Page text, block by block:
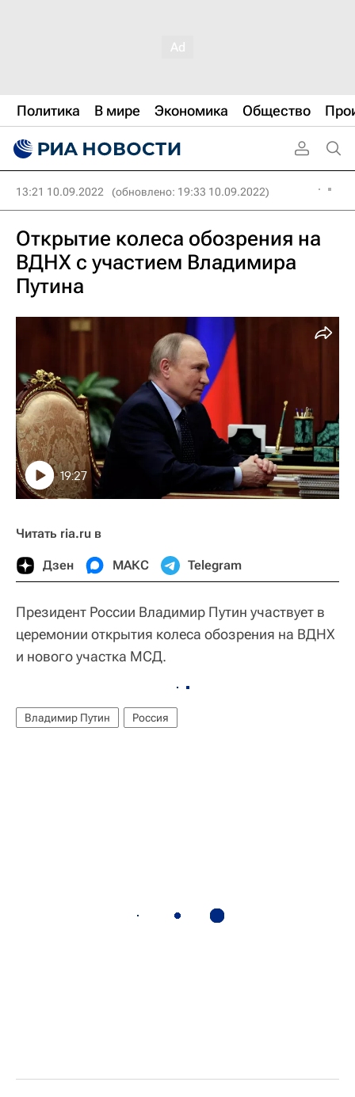
Политика В мире Экономика Общество
13:21 10.09.2022 (обновлено: 19:33 10.09.2022)
Открытие колеса обозрения на
ВДНХ с участием Владимира
Путина
19:27
Читать ria.ru в
Дзен МАКС Telegram
Президент России Владимир Путин участвует в
церемонии открытия колеса обозрения на ВДНХ
и нового участка МСД.
Владимир Путин Россия